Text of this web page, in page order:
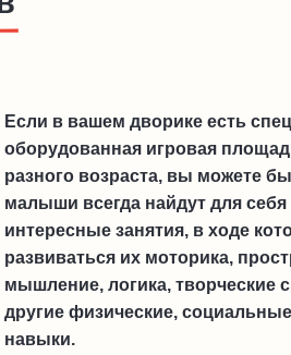
Если в вашем дворике есть
оборудованная игровая
разного возраста, вы можете
малыши всегда найдут для
интересные занятия, в ходе
развиваться их моторика,
мышление, логика, творческие
другие физические,
навыки.